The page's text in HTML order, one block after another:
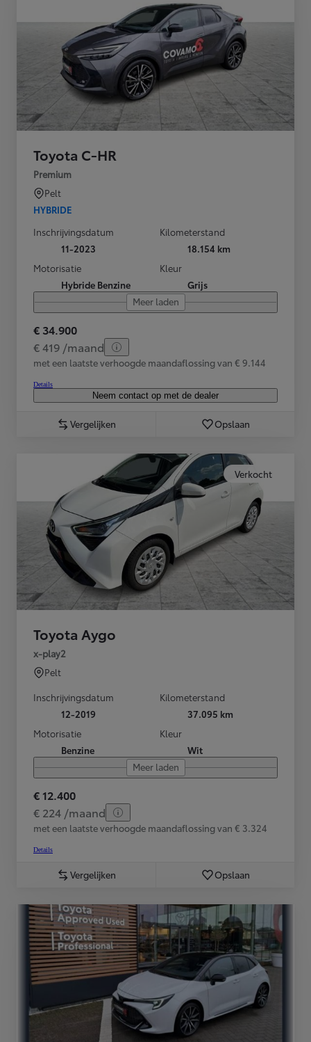
Toyota C-HR
Premium
Pelt
HYBRIDE
Inschrijvingsdatum
11-2023
Kilometerstand
18.154 km
Motorisatie
Hybride Benzine
Kleur
Grijs
Meer laden
€ 34.900
€ 419 /maand
met een laatste verhoogde maandaflossing van € 9.144
Details
Neem contact op met de dealer
Vergelijken Opslaan
Verkocht
Toyota Aygo
x-play2
Pelt
Inschrijvingsdatum
12-2019
Kilometerstand
37.095 km
Motorisatie
Benzine
Kleur
Wit
Meer laden
€ 12.400
€ 224 /maand
met een laatste verhoogde maandaflossing van € 3.324
Details
Vergelijken Opslaan